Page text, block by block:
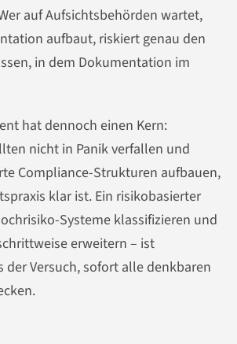
auf Aufsichtsbehörden wartet,
aufbaut, riskiert genau den
in dem Dokumentation im
hat dennoch einen Kern:
nicht in Panik verfallen und
Compliance-Strukturen aufbauen,
klar ist. Ein risikobasierter
Systeme klassifizieren und
erweitern – ist
der Versuch, sofort alle denkbaren